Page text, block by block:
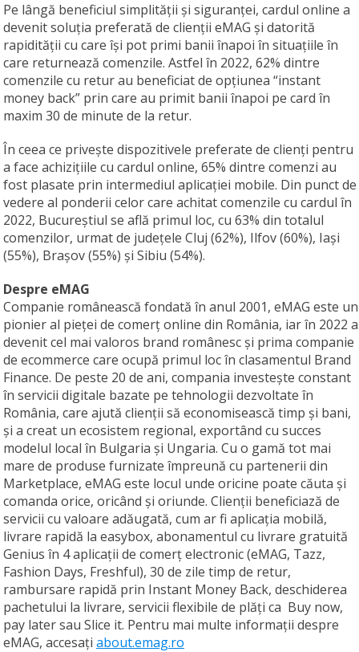
Pe lângă beneficiul simplității și siguranței, cardul online a
devenit soluția preferată de clienții eMAG și datorită
rapidității cu care își pot primi banii înapoi în situațiile în
care returnează comenzile. Astfel în 2022, 62% dintre
comenzile cu retur au beneficiat de opțiunea “instant
money back” prin care au primit banii înapoi pe card în
maxim 30 de minute de la retur.
În ceea ce privește dispozitivele preferate de clienți pentru
a face achizițiile cu cardul online, 65% dintre comenzi au
fost plasate prin intermediul aplicației mobile. Din punct de
vedere al ponderii celor care achitat comenzile cu cardul în
2022, Bucureștiul se află primul loc, cu 63% din totalul
comenzilor, urmat de județele Cluj (62%), Ilfov (60%), Iași
(55%), Brașov (55%) și Sibiu (54%).
Despre eMAG
Companie românească fondată în anul 2001, eMAG este un
pionier al pieţei de comerţ online din România, iar în 2022 a
devenit cel mai valoros brand românesc şi prima companie
de ecommerce care ocupă primul loc în clasamentul Brand
Finance. De peste 20 de ani, compania investește constant
în servicii digitale bazate pe tehnologii dezvoltate în
România, care ajută clienții să economisească timp și bani,
și a creat un ecosistem regional, exportând cu succes
modelul local în Bulgaria și Ungaria. Cu o gamă tot mai
mare de produse furnizate împreună cu partenerii din
Marketplace, eMAG este locul unde oricine poate căuta și
comanda orice, oricând și oriunde. Clienții beneficiază de
servicii cu valoare adăugată, cum ar fi aplicația mobilă,
livrare rapidă la easybox, abonamentul cu livrare gratuită
Genius în 4 aplicații de comerț electronic (eMAG, Tazz,
Fashion Days, Freshful), 30 de zile timp de retur,
rambursare rapidă prin Instant Money Back, deschiderea
pachetului la livrare, servicii flexibile de plăți ca Buy now,
pay later sau Slice it. Pentru mai multe informații despre
eMAG, accesați about.emag.ro